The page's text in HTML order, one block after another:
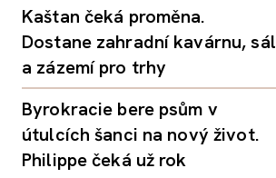
Kaštan čeká proměna.
Dostane zahradní kavárnu, sál
a zázemí pro trhy
Byrokracie bere psům v
útulcích šanci na nový život.
Philippe čeká už rok